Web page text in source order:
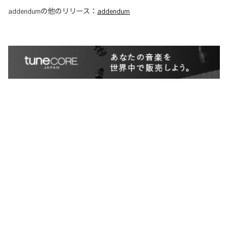
addendumの他のリリース： addendum